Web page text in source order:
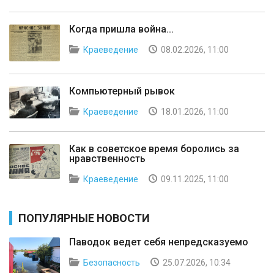
Когда пришла война...
Краеведение 08.02.2026, 11:00
Компьютерный рывок
Краеведение 18.01.2026, 11:00
Как в советское время боролись за
нравственность
Краеведение 09.11.2025, 11:00
ПОПУЛЯРНЫЕ НОВОСТИ
Паводок ведет себя непредсказуемо
Безопасность 25.07.2026, 10:34